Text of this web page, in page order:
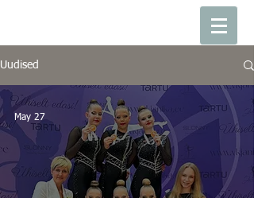
Uudised
May 27